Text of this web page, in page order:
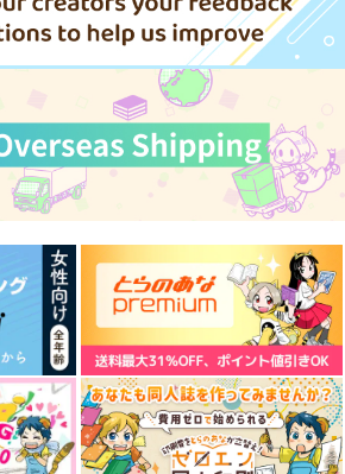
いつもそこで夢から覚
める
山姥切国広×山姥切長義
サンプル
作品詳細
ひとひらを閉じ込めて
メメントミント
1,283円
山姥切国広×山姥切長義
サンプル
作品詳細
山姥切国広×山姥切長義
サンプル
山姥切国広×山姥切長義
サンプル
山姥切劇場 極
C.latte
恋と呪いは紙一重！？
あめだまファクトリ